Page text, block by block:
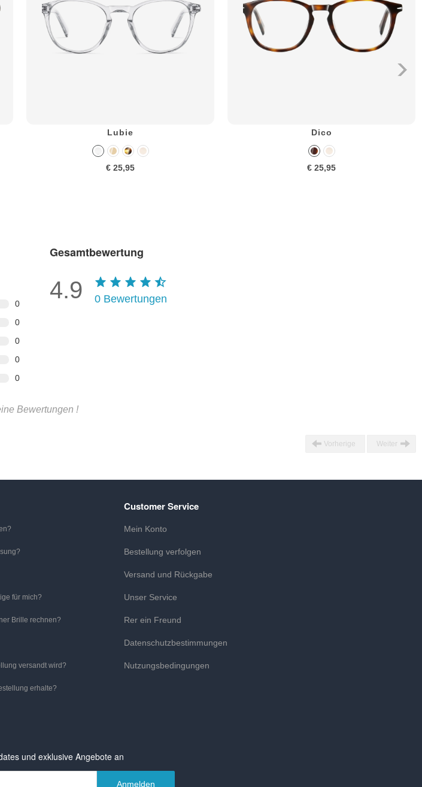
Lubie
€ 25,95
Dico
€ 25,95
0
0
0
0
0
Gesamtbewertung
4.9 0 Bewertungen
Bewertungen !
Vorherige Weiter
für mich?
Brille rechnen?
versandt wird?
erhalte?
Customer Service
Mein Konto
Bestellung verfolgen
Versand und Rückgabe
Unser Service
Rer ein Freund
Datenschutzbestimmungen
Nutzungsbedingungen
und exklusive Angebote an
Anmelden